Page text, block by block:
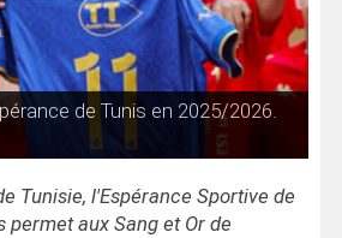
de Tunis en 2025/2026.
Tunisie, l'Espérance Sportive de
aux Sang et Or de